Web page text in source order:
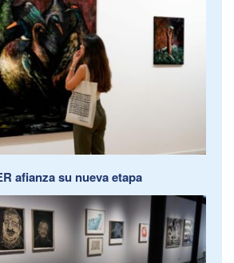
afianza su nueva etapa